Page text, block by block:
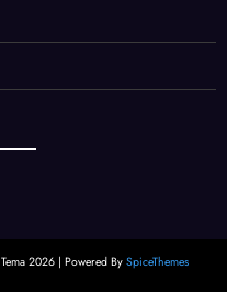
Tema 2026 | Powered By SpiceThemes